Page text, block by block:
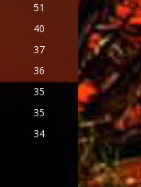
51
40
37
36
35
35
34